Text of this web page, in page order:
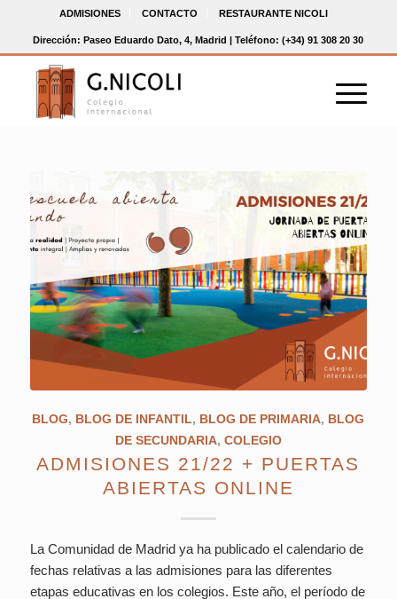
ADMISIONES CONTACTO RESTAURANTE NICOLI
Dirección: Paseo Eduardo Dato, 4, Madrid | Teléfono: (+34) 91 308 20 30
BLOG, BLOG DE INFANTIL, BLOG DE PRIMARIA, BLOG
DE SECUNDARIA, COLEGIO
ADMISIONES 21/22 + PUERTAS
ABIERTAS ONLINE
La Comunidad de Madrid ya ha publicado el calendario de
fechas relativas a las admisiones para las diferentes
etapas educativas en los colegios. Este año, el período de